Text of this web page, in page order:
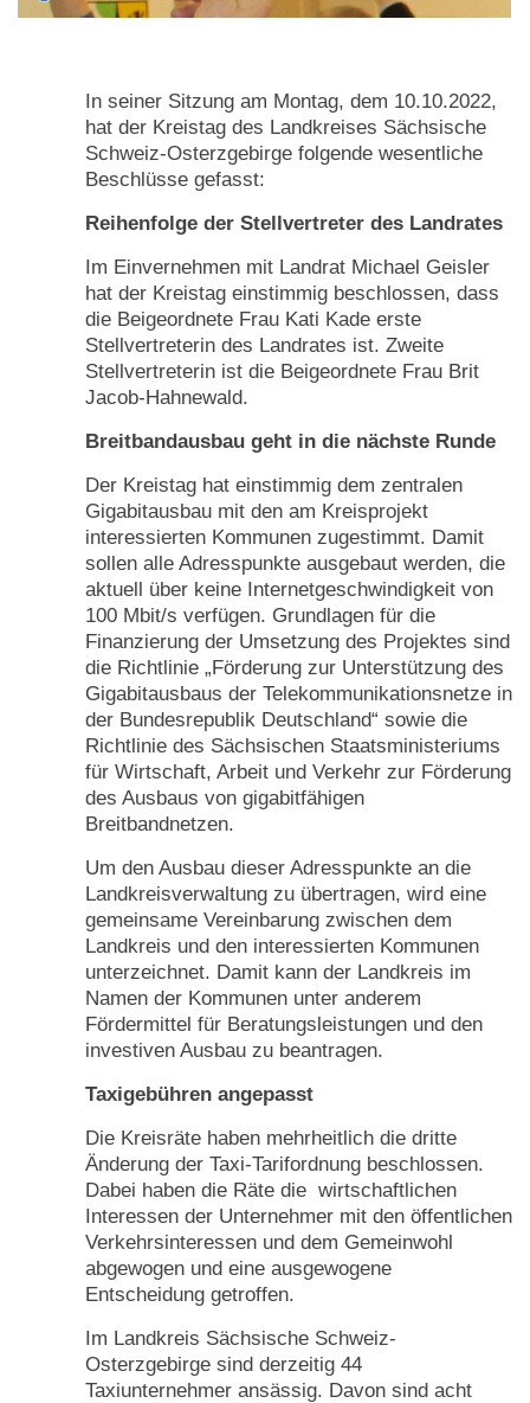
In seiner Sitzung am Montag, dem 10.10.2022,
hat der Kreistag des Landkreises Sächsische
Schweiz-Osterzgebirge folgende wesentliche
Beschlüsse gefasst:
Reihenfolge der Stellvertreter des Landrates
Im Einvernehmen mit Landrat Michael Geisler
hat der Kreistag einstimmig beschlossen, dass
die Beigeordnete Frau Kati Kade erste
Stellvertreterin des Landrates ist. Zweite
Stellvertreterin ist die Beigeordnete Frau Brit
Jacob-Hahnewald.
Breitbandausbau geht in die nächste Runde
Der Kreistag hat einstimmig dem zentralen
Gigabitausbau mit den am Kreisprojekt
interessierten Kommunen zugestimmt. Damit
sollen alle Adresspunkte ausgebaut werden, die
aktuell über keine Internetgeschwindigkeit von
100 Mbit/s verfügen. Grundlagen für die
Finanzierung der Umsetzung des Projektes sind
die Richtlinie „Förderung zur Unterstützung des
Gigabitausbaus der Telekommunikationsnetze in
der Bundesrepublik Deutschland“ sowie die
Richtlinie des Sächsischen Staatsministeriums
für Wirtschaft, Arbeit und Verkehr zur Förderung
des Ausbaus von gigabitfähigen
Breitbandnetzen.
Um den Ausbau dieser Adresspunkte an die
Landkreisverwaltung zu übertragen, wird eine
gemeinsame Vereinbarung zwischen dem
Landkreis und den interessierten Kommunen
unterzeichnet. Damit kann der Landkreis im
Namen der Kommunen unter anderem
Fördermittel für Beratungsleistungen und den
investiven Ausbau zu beantragen.
Taxigebühren angepasst
Die Kreisräte haben mehrheitlich die dritte
Änderung der Taxi-Tarifordnung beschlossen.
Dabei haben die Räte die wirtschaftlichen
Interessen der Unternehmer mit den öffentlichen
Verkehrsinteressen und dem Gemeinwohl
abgewogen und eine ausgewogene
Entscheidung getroffen.
Im Landkreis Sächsische Schweiz-
Osterzgebirge sind derzeitig 44
Taxiunternehmer ansässig. Davon sind acht